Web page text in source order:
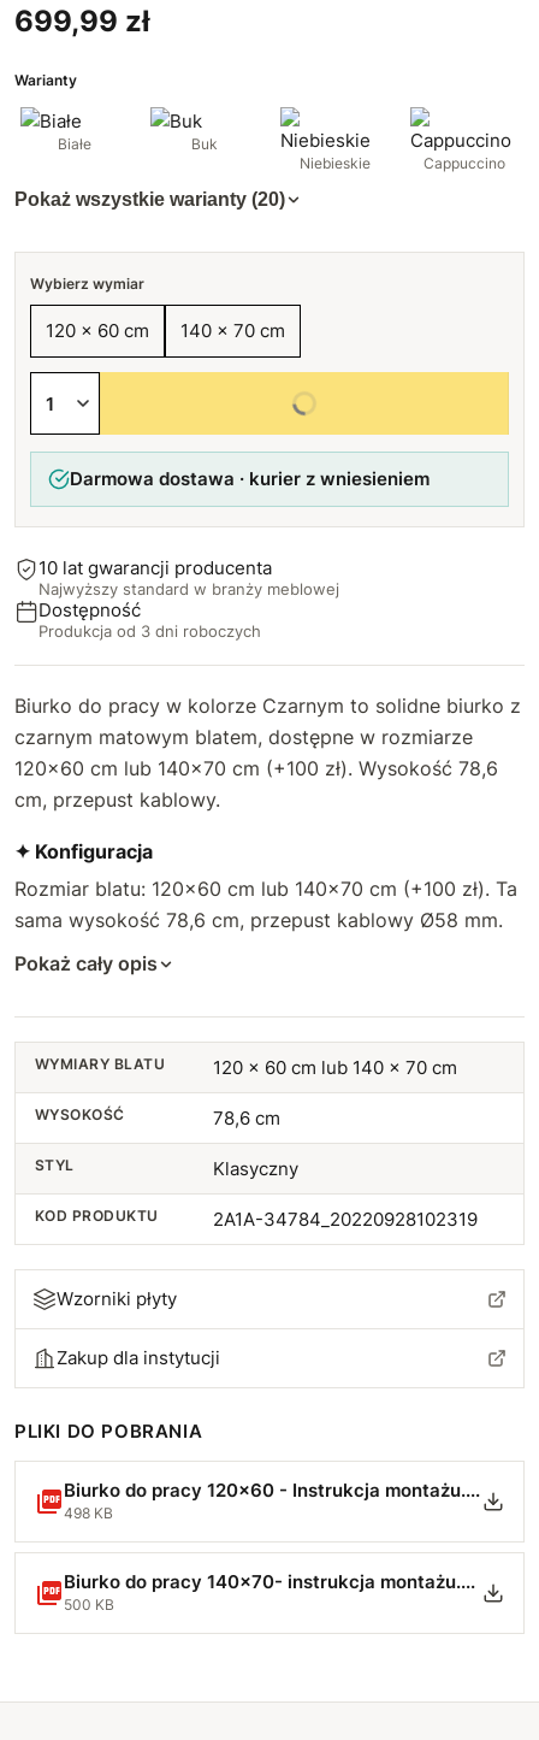
699,99 zł
Warianty
Białe
Buk
Niebieskie
Cappuccino
Pokaż wszystkie warianty (20)
Wybierz wymiar
120 x 60 cm 140 x 70 cm
Wybierz wszystkie opcje
Darmowa dostawa · kurier z wniesieniem
10 lat gwarancji producenta
Najwyższy standard w branży meblowej
Dostępność
Produkcja od 3 dni roboczych
Biurko do pracy w kolorze Czarnym to solidne biurko z
czarnym matowym blatem, dostępne w rozmiarze
120×60 cm lub 140×70 cm (+100 zł). Wysokość 78,6
cm, przepust kablowy.
✦ Konfiguracja
Rozmiar blatu: 120×60 cm lub 140×70 cm (+100 zł). Ta
sama wysokość 78,6 cm, przepust kablowy Ø58 mm.
Pokaż cały opis
WYMIARY BLATU 120 x 60 cm lub 140 x 70 cm
WYSOKOŚĆ 78,6 cm
STYL Klasyczny
KOD PRODUKTU 2A1A-34784_20220928102319
Wzorniki płyty
Zakup dla instytucji
PLIKI DO POBRANIA
Biurko do pracy 120x60 - Instrukcja montażu.pdf
498 KB
Biurko do pracy 140x70- instrukcja montażu.pdf
500 KB